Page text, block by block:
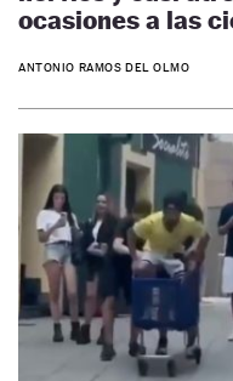
ocasiones a las
ANTONIO RAMOS DEL OLMO